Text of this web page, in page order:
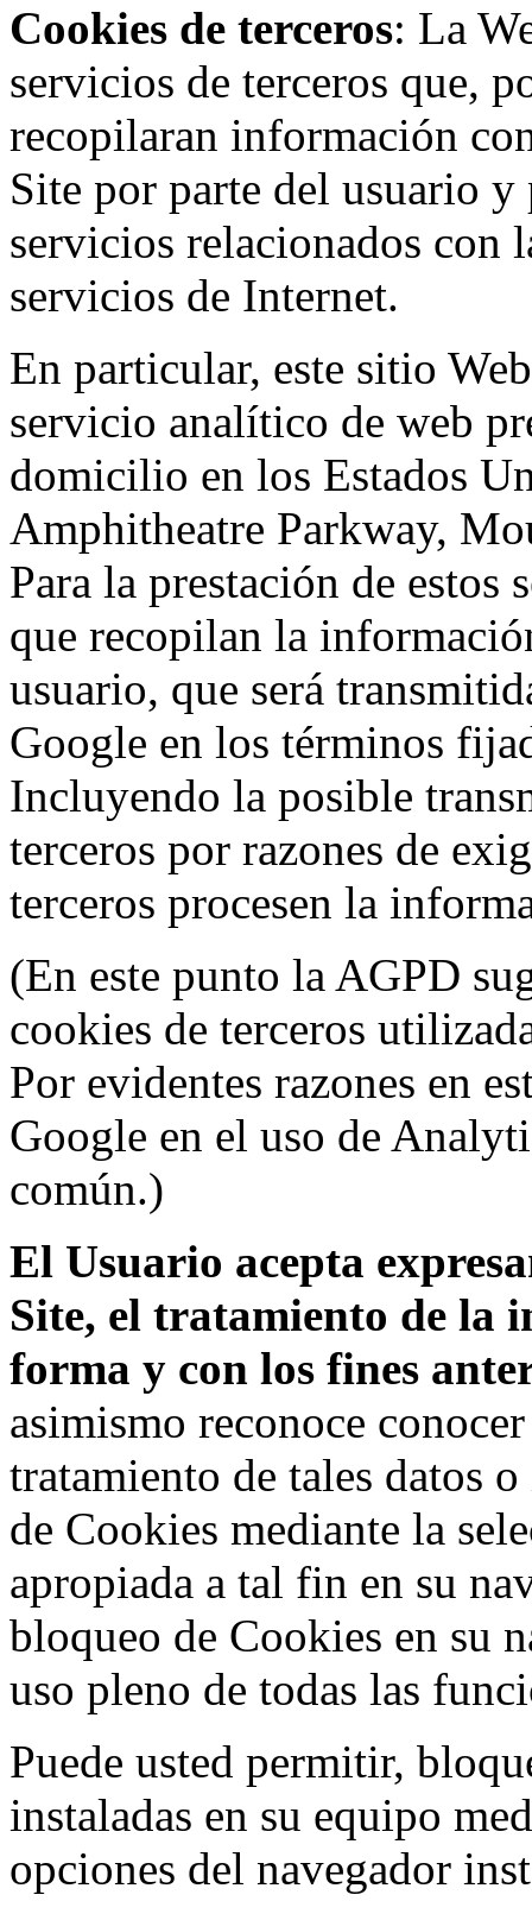
Cookies de terceros: La
servicios de terceros que,
recopilaran información
Site por parte del usuario
servicios relacionados con
servicios de Internet.
En particular, este sitio
servicio analítico de web
domicilio en los Estados
Amphitheatre Parkway,
Para la prestación de
que recopilan la
usuario, que será
Google en los términos
Incluyendo la posible
terceros por razones de
terceros procesen la
(En este punto la AGPD
cookies de terceros
Por evidentes razones en
Google en el uso de
común.)
El Usuario acepta
Site, el tratamiento de la
forma y con los fines
asimismo reconoce
tratamiento de tales datos
de Cookies mediante la
apropiada a tal fin en su
bloqueo de Cookies en su
uso pleno de todas las
Puede usted permitir,
instaladas en su equipo
opciones del navegador